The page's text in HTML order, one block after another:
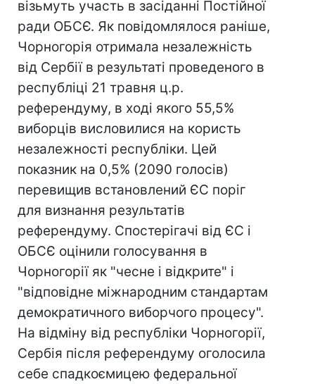
візьмуть участь в засіданні Постійної
ради ОБСЄ. Як повідомлялося раніше,
Чорногорія отримала незалежність
від Сербії в результаті проведеного в
республіці 21 травня ц.р.
референдуму, в ході якого 55,5%
виборців висловилися на користь
незалежності республіки. Цей
показник на 0,5% (2090 голосів)
перевищив встановлений ЄС поріг
для визнання результатів
референдуму. Спостерігачі від ЄС і
ОБСЄ оцінили голосування в
Чорногорії як "чесне і відкрите" і
"відповідне міжнародним стандартам
демократичного виборчого процесу".
На відміну від республіки Чорногорії,
Сербія після референдуму оголосила
себе спадкоємицею федеральної